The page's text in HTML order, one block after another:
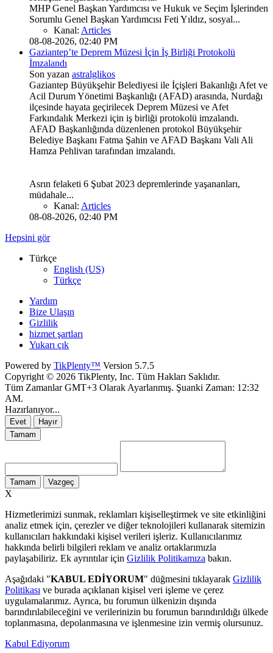
MHP Genel Başkan Yardımcısı ve Hukuk ve Seçim İşlerinden
Sorumlu Genel Başkan Yardımcısı Feti Yıldız, sosyal...
Kanal: Articles
08-08-2026, 02:40 PM
Gaziantep’te Deprem Müzesi İçin İş Birliği Protokolü
İmzalandı
Son yazan astralglikos
Gaziantep Büyükşehir Belediyesi ile İçişleri Bakanlığı Afet ve
Acil Durum Yönetimi Başkanlığı (AFAD) arasında, Nurdağı
ilçesinde hayata geçirilecek Deprem Müzesi ve Afet
Farkındalık Merkezi için iş birliği protokolü imzalandı.
AFAD Başkanlığında düzenlenen protokol Büyükşehir
Belediye Başkanı Fatma Şahin ve AFAD Başkanı Vali Ali
Hamza Pehlivan tarafından imzalandı.
Asrın felaketi 6 Şubat 2023 depremlerinde yaşananları,
müdahale...
Kanal: Articles
08-08-2026, 02:40 PM
Hepsini gör
Türkçe
English (US)
Türkçe
Yardım
Bize Ulaşın
Gizlilik
hizmet şartları
Yukarı çık
Powered by TikPlenty™ Version 5.7.5
Copyright © 2026 TikPlenty, Inc. Tüm Hakları Saklıdır.
Tüm Zamanlar GMT+3 Olarak Ayarlanmış. Şuanki Zaman: 12:32
AM.
Hazırlanıyor...
Evet
Hayır
Tamam
Tamam Vazgeç
X
Hizmetlerimizi sunmak, reklamları kişiselleştirmek ve site etkinliğini
analiz etmek için, çerezler ve diğer teknolojileri kullanarak sitemizin
kullanıcıları hakkındaki kişisel verileri işleriz. Kullanıcılarımız
hakkında belirli bilgileri reklam ve analiz ortaklarımızla
paylaşabiliriz. Ek ayrıntılar için Gizlilik Politikamıza bakın.
Aşağıdaki "KABUL EDİYORUM" düğmesini tıklayarak Gizlilik
Politikası ve burada açıklanan kişisel veri işleme ve çerez
uygulamalarımız. Ayrıca, bu forumun ülkenizin dışında
barındırılabileceğini ve verilerinizin bu forumun barındırıldığı ülkede
toplanmasına, depolanmasına ve işlenmesine izin vermiş olursunuz.
Kabul Ediyorum